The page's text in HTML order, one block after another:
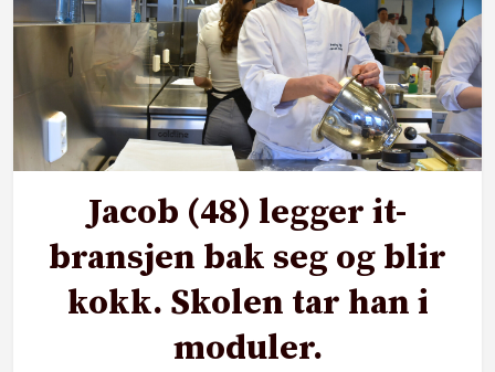
Jacob (48) legger it-
bransjen bak seg og blir
kokk. Skolen tar han i
moduler.